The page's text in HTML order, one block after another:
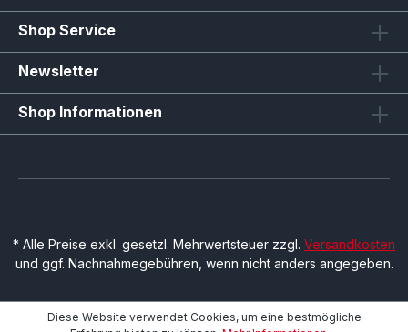
Shop Service
Newsletter
Shop Informationen
* Alle Preise exkl. gesetzl. Mehrwertsteuer zzgl. Versandkosten
und ggf. Nachnahmegebühren, wenn nicht anders angegeben.
Diese Website verwendet Cookies, um eine bestmögliche